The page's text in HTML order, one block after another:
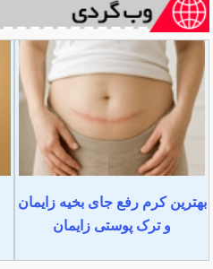
بهترین کرم رفع جای بخیه زایمان
و ترک پوستی زایمان